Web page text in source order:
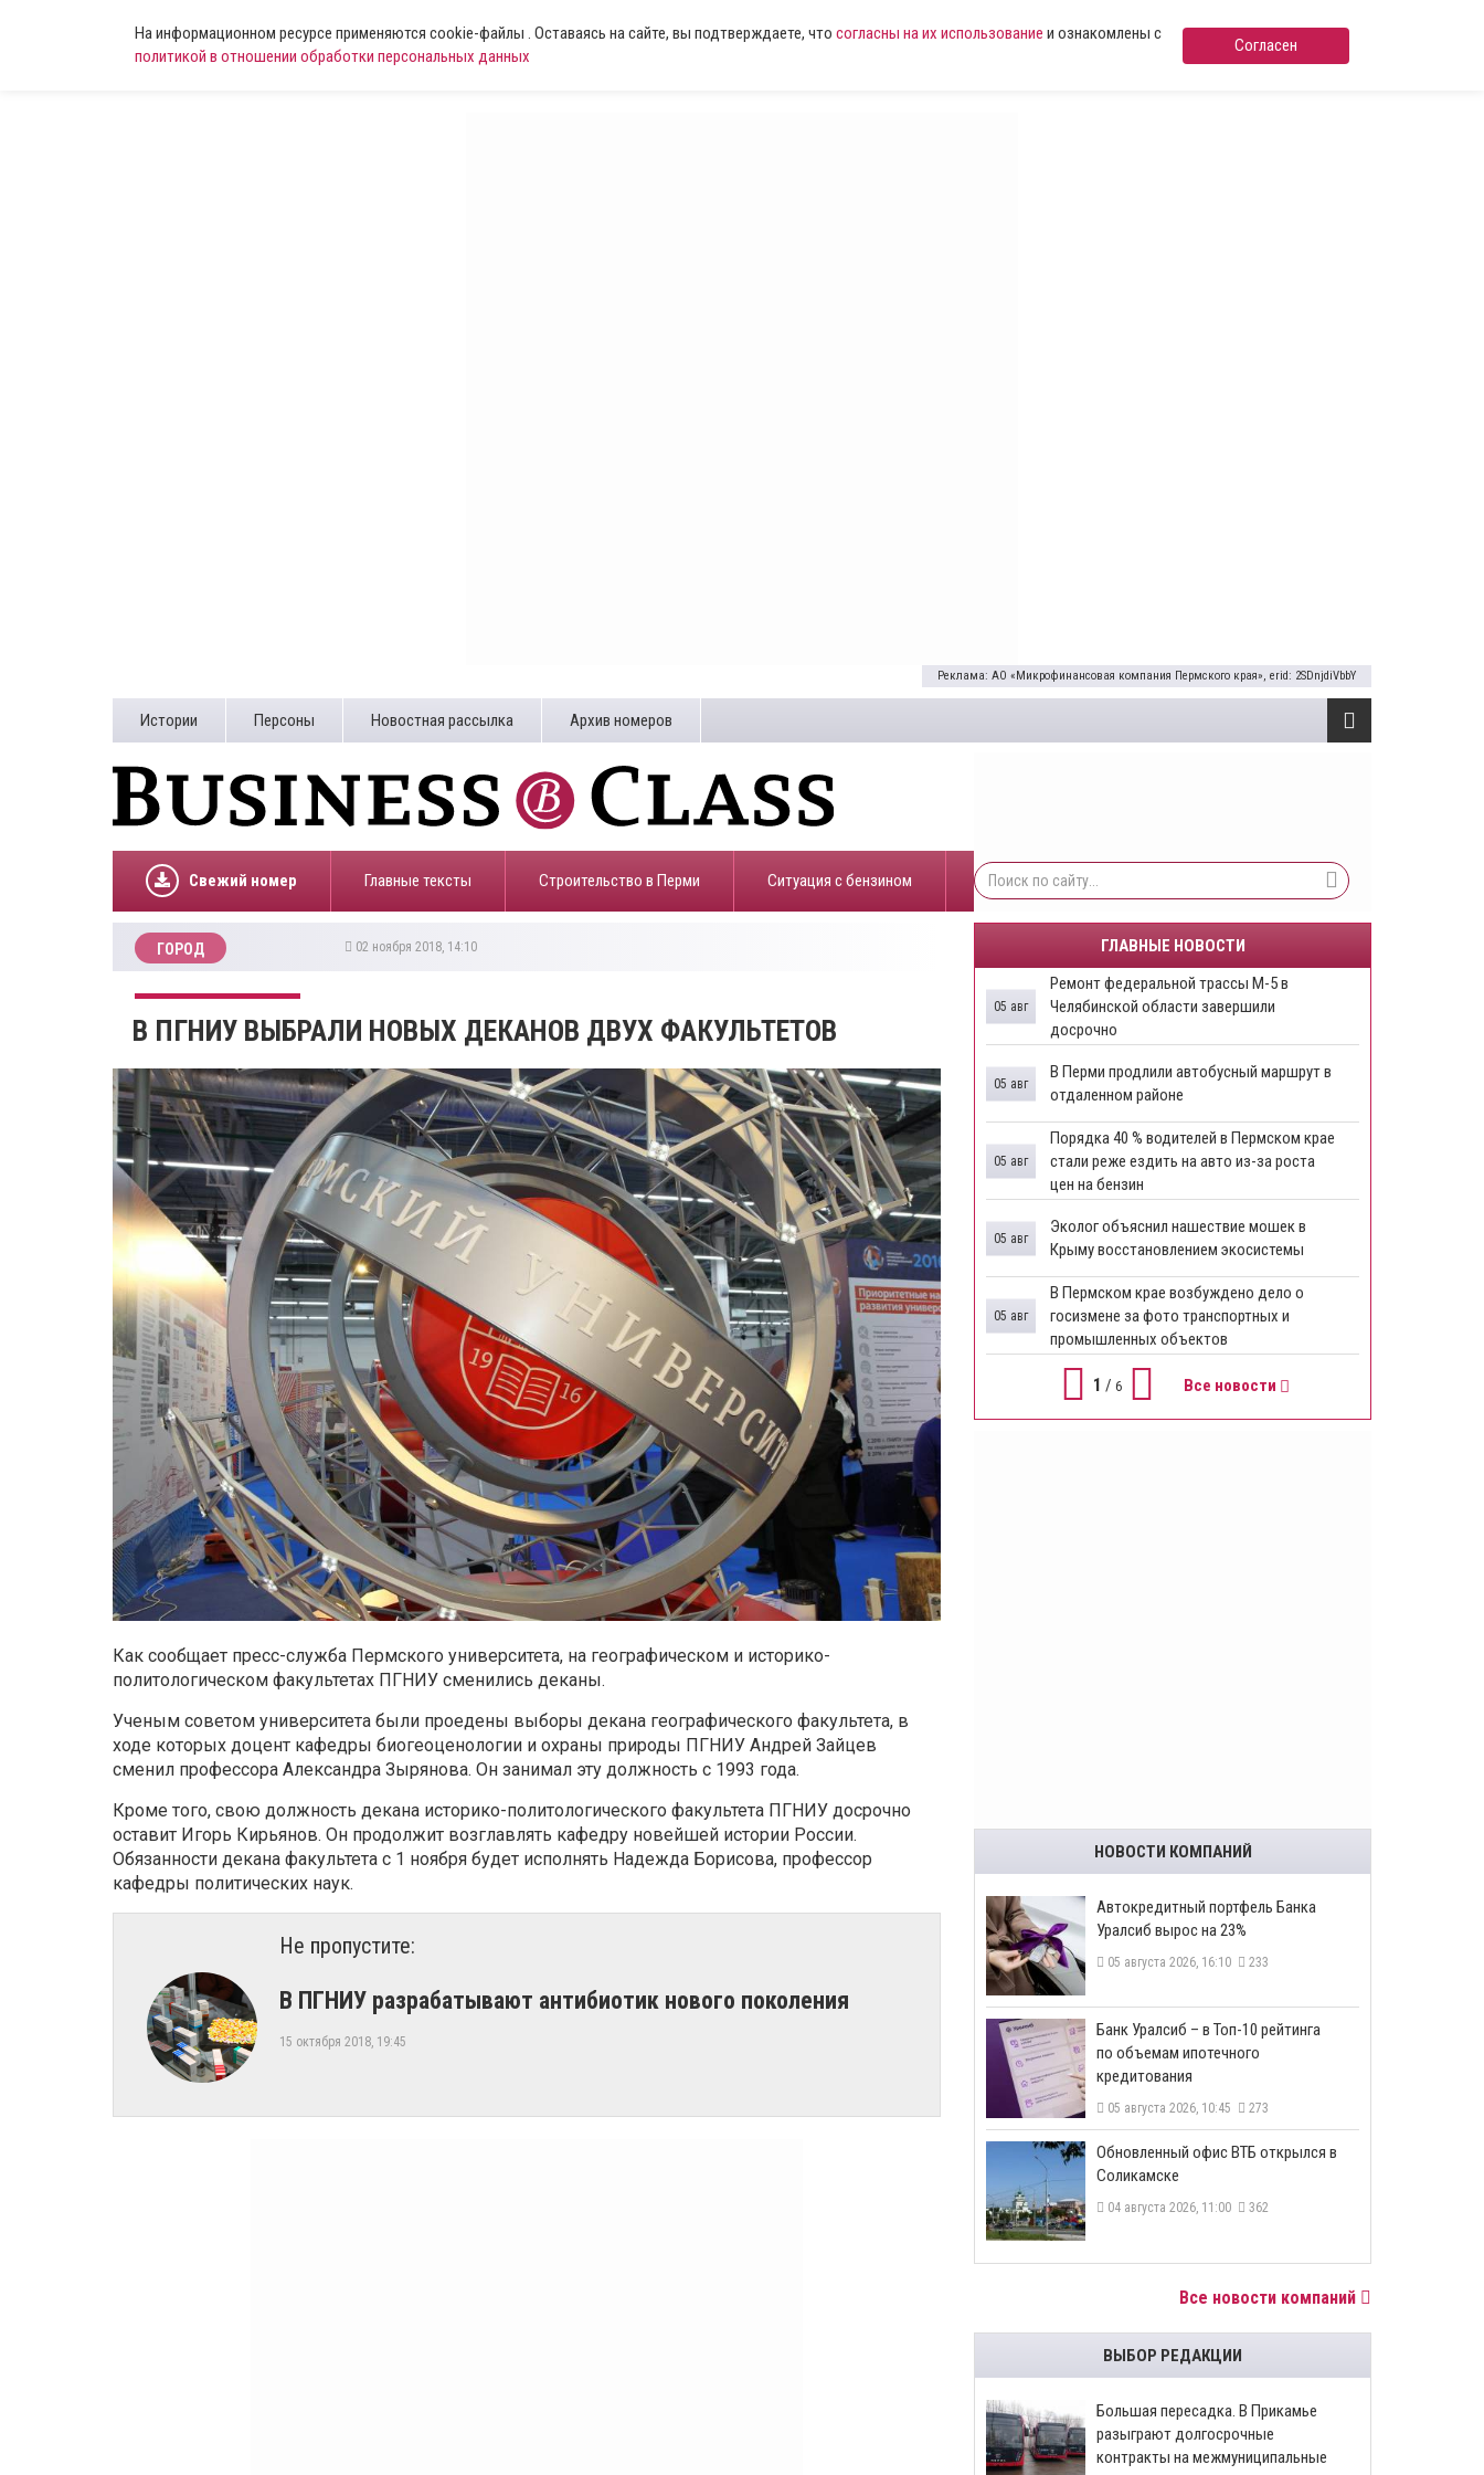
На информационном ресурсе применяются cookie-файлы . Оставаясь на сайте, вы подтверждаете, что согласны на их использование и ознакомлены с
политикой в отношении обработки персональных данных
Согласен
Реклама: АО «Микрофинансовая компания Пермского края», erid: 2SDnjdiVbbY
Истории Персоны Новостная рассылка Архив номеров
Свежий номер Главные тексты Строительство в Перми ​Ситуация с бензином
ГОРОД 02 ноября 2018, 14:10
В ПГНИУ ВЫБРАЛИ НОВЫХ ДЕКАНОВ ДВУХ ФАКУЛЬТЕТОВ
Как сообщает пресс-служба Пермского университета, на географическом и историко-
политологическом факультетах ПГНИУ сменились деканы.
Ученым советом университета были проедены выборы декана географического факультета, в
ходе которых доцент кафедры биогеоценологии и охраны природы ПГНИУ Андрей Зайцев
сменил профессора Александра Зырянова. Он занимал эту должность с 1993 года.
Кроме того, свою должность декана историко-политологического факультета ПГНИУ досрочно
оставит Игорь Кирьянов. Он продолжит возглавлять кафедру новейшей истории России.
Обязанности декана факультета с 1 ноября будет исполнять Надежда Борисова, профессор
кафедры политических наук.
Не пропустите:
​В ПГНИУ разрабатывают антибиотик нового поколения
15 октября 2018, 19:45
ГЛАВНЫЕ НОВОСТИ
Ремонт федеральной трассы М-5 в
Челябинской области завершили
досрочно
05 авг
​В Перми продлили автобусный маршрут в
отдаленном районе
05 авг
​Порядка 40 % водителей в Пермском крае
стали реже ездить на авто из-за роста
цен на бензин
05 авг
Эколог объяснил нашествие мошек в
Крыму восстановлением экосистемы
05 авг
​В Пермском крае возбуждено дело о
госизмене за фото транспортных и
промышленных объектов
05 авг
1 / 6 Все новости
НОВОСТИ КОМПАНИЙ
​Автокредитный портфель Банка
Уралсиб вырос на 23%
05 августа 2026, 16:10 233
​Банк Уралсиб – в Топ-10 рейтинга
по объемам ипотечного
кредитования
05 августа 2026, 10:45 273
​Обновленный офис ВТБ открылся в
Соликамске
04 августа 2026, 11:00 362
Все новости компаний
ВЫБОР РЕДАКЦИИ
Большая пересадка. В Прикамье
разыграют долгосрочные
контракты на межмуниципальные